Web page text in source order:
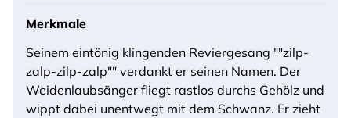
Merkmale
Seinem eintönig klingenden Reviergesang ""zilp-
zalp-zilp-zalp"" verdankt er seinen Namen. Der
Weidenlaubsänger fliegt rastlos durchs Gehölz und
wippt dabei unentwegt mit dem Schwanz. Er zieht